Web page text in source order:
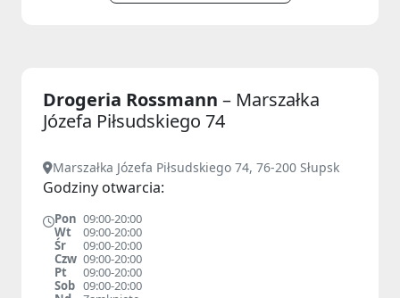
Drogeria Rossmann – Marszałka
Józefa Piłsudskiego 74
Marszałka Józefa Piłsudskiego 74, 76-200 Słupsk
Godziny otwarcia:
Pon 09:00-20:00
Wt
09:00-20:00
Śr
09:00-20:00
Czw 09:00-20:00
Pt
09:00-20:00
Sob 09:00-20:00